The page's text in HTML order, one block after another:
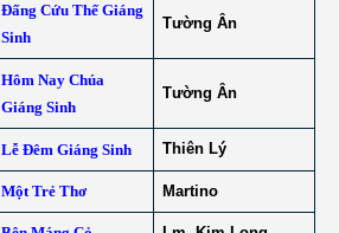
Đấng Cứu Thế Giáng
Sinh
Tường Ân
Hôm Nay Chúa
Giáng Sinh
Tường Ân
Lễ Đêm Giáng Sinh Thiên Lý
Một Trẻ Thơ Martino